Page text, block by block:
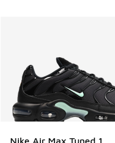
Nike Air Max Tuned 1